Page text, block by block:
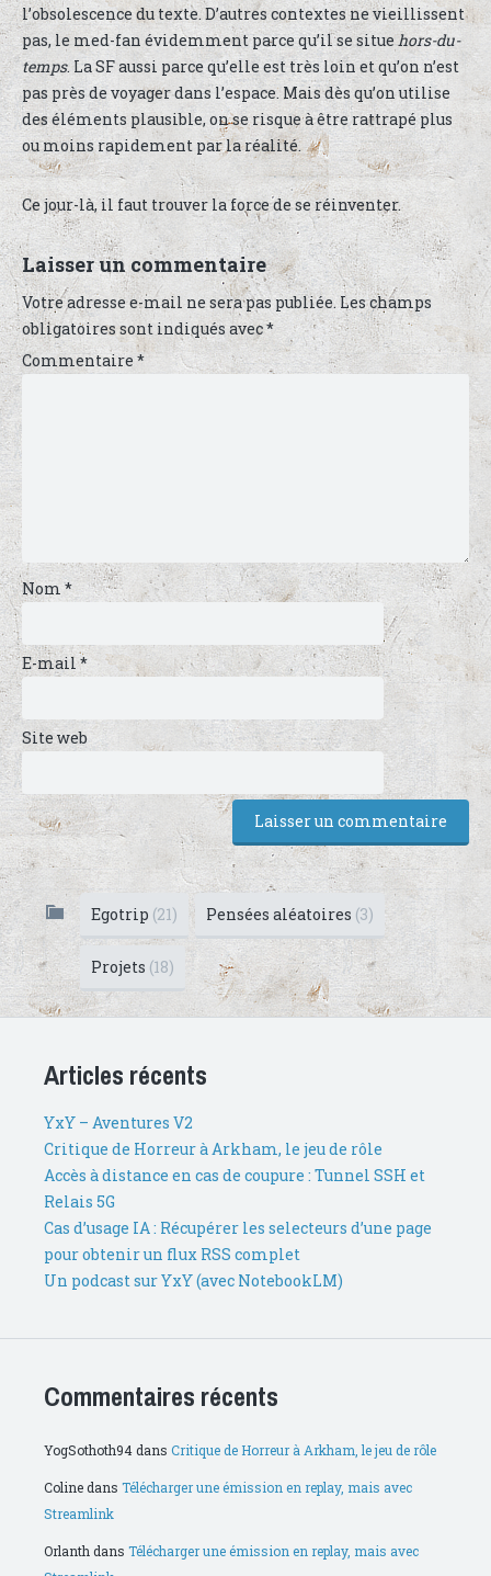
l’obsolescence du texte. D’autres contextes ne vieillissent
pas, le med-fan évidemment parce qu’il se situehors-du-
temps. La SF aussi parce qu’elle est très loin et qu’on n’est
pas près de voyager dans l’espace. Mais dès qu’on utilise
des éléments plausible, on se risque à être rattrapé plus
ou moins rapidement par la réalité.
Ce jour-là, il faut trouver la force de se réinventer.
Laisser un commentaire
Votre adresse e-mail ne sera pas publiée.Les champs
obligatoires sont indiqués avec*
Commentaire *
Nom*
E-mail*
Site web
Egotrip (21) Pensées aléatoires (3)
Projets (18)
Articles récents
YxY – Aventures V2
Critique de Horreur à Arkham, le jeu de rôle
Accès à distance en cas de coupure : Tunnel SSH et
Relais 5G
Cas d’usage IA : Récupérer les selecteurs d’une page
pour obtenir un flux RSS complet
Un podcast sur YxY (avec NotebookLM)
Commentaires récents
YogSothoth94dans Critique de Horreur à Arkham, le jeu de rôle
Colinedans Télécharger une émission en replay, mais avec
Streamlink
Orlanth dans Télécharger une émission en replay, mais avec